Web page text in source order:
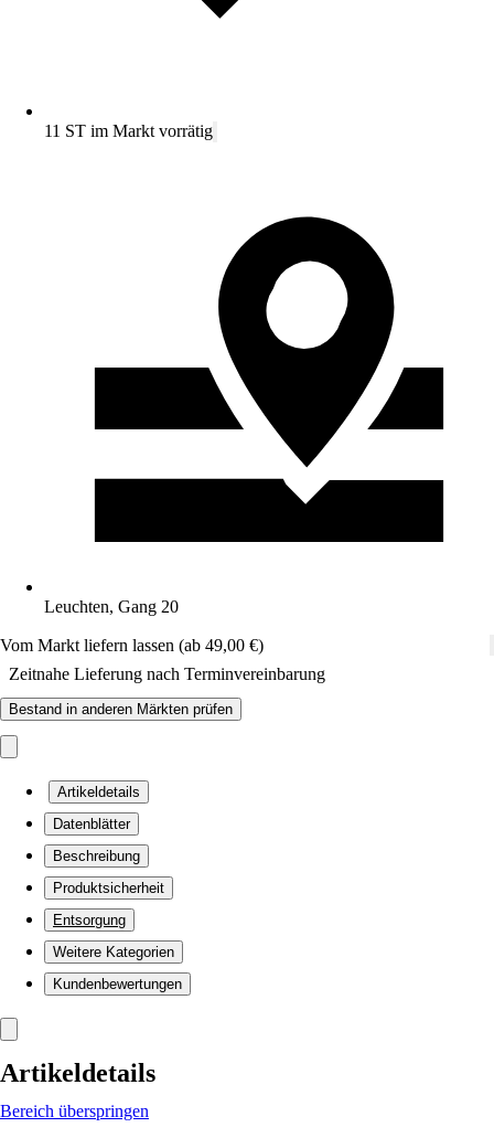
11 ST im Markt vorrätig
Leuchten, Gang 20
Vom Markt liefern lassen (ab 49,00 €)
Zeitnahe Lieferung nach Terminvereinbarung
Bestand in anderen Märkten prüfen
Artikeldetails
Datenblätter
Beschreibung
Produktsicherheit
Entsorgung
Weitere Kategorien
Kundenbewertungen
Artikeldetails
Bereich überspringen